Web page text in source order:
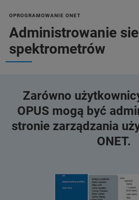
OPROGRAMOWANIE ONET
Administrowanie
spektrometrów
Zarówno
OPUS mogą być
stronie zarządzania
ONET.